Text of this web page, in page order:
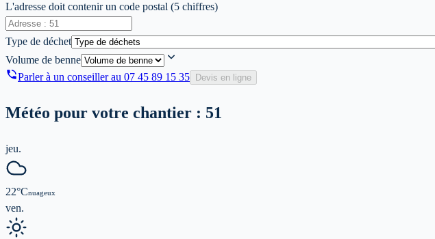
L'adresse doit contenir un code postal (5 chiffres)
Type de déchet
Volume de benne
Parler à un conseiller au 07 45 89 15 35 Devis en ligne
Météo pour votre chantier : 51
jeu.
22°Cnuageux
ven.